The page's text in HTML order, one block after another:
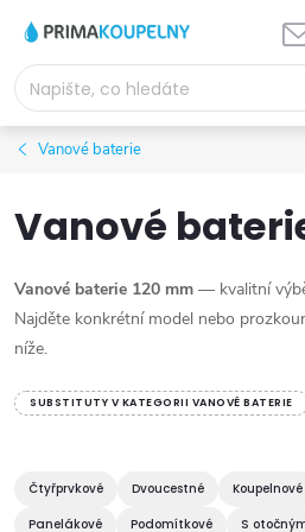
obsah
Vanové baterie
Vanové
Vanové baterie 120 mm — kvalitní
Najděte konkrétní model nebo
níže.
SUBSTITUTY V KATEGORII VANOVÉ BATERIE
Čtyřprvkové Dvoucestné Koupelnové
Panelákové
Podomítkové
S